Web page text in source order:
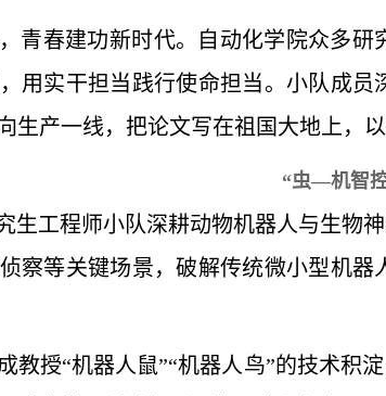
青春建功新时代。自动化学院众多
用实干担当践行使命担当。小队成
生产一线，把论文写在祖国大地上，
“虫—机智
生工程师小队深耕动物机器人与生物
察等关键场景，破解传统微小型机
教授“机器人鼠”“机器人鸟”的技术积